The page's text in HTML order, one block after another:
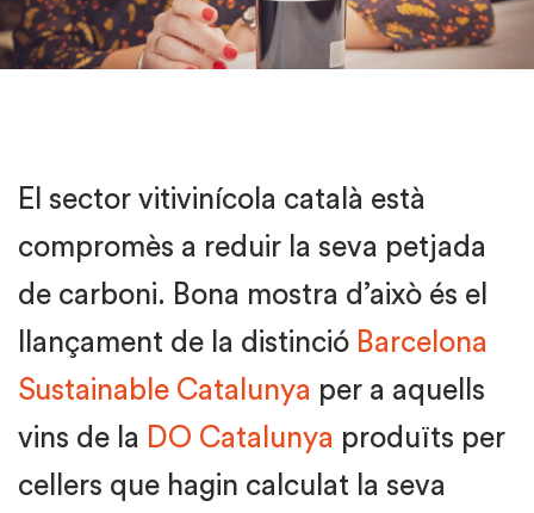
El sector vitivinícola català està
compromès a reduir la seva petjada
de carboni. Bona mostra d’això és el
llançament de la distinció Barcelona
Sustainable Catalunya per a aquells
vins de la DO Catalunya produïts per
cellers que hagin calculat la seva